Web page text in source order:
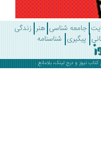
شناسی هنر زندگی
شناسنامه
و درج لینک، بلامانع .